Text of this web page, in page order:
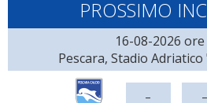
PROSSIMO
16-08-2026 ore
Pescara, Stadio Adriatico
- -